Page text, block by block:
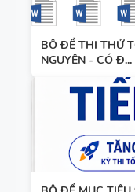
BỘ ĐỀ THI THỬ
NGUYÊN - CÓ Đ...